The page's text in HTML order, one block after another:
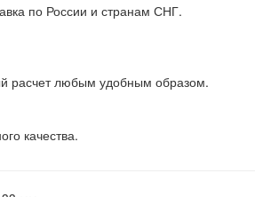
по России и странам СНГ.
расчет любым удобным образом.
качества.